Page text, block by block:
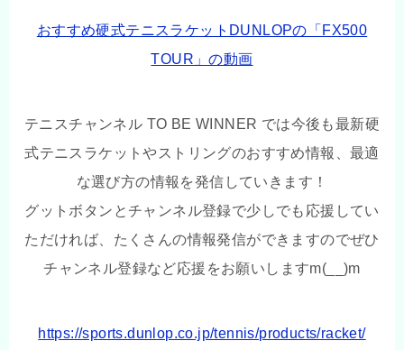
おすすめ硬式テニスラケットDUNLOPの「FX500
TOUR」の動画
テニスチャンネル TO BE WINNER では今後も最新硬
式テニスラケットやストリングのおすすめ情報、最適
な選び方の情報を発信していきます！
グットボタンとチャンネル登録で少しでも応援してい
ただければ、たくさんの情報発信ができますのでぜひ
チャンネル登録など応援をお願いしますm(__)m
https://sports.dunlop.co.jp/tennis/products/racket/